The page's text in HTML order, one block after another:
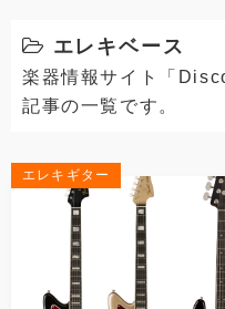
エレキベース
楽器情報サイト「
記事の一覧です。
エレキギター